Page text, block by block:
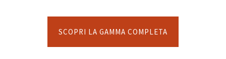
SCOPRI LA GAMMA COMPLETA